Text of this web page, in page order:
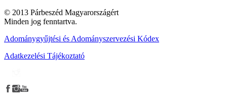
© 2013 Párbeszéd Magyarországért
Minden jog fenntartva.
Adománygyűjtési és Adományszervezési Kódex
Adatkezelési Tájékoztató